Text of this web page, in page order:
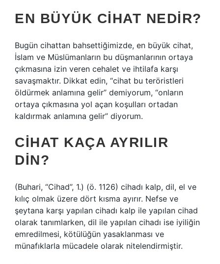
EN BÜYÜK CIHAT NEDIR?
Bugün cihattan bahsettiğimizde, en büyük cihat,
İslam ve Müslümanların bu düşmanlarının ortaya
çıkmasına izin veren cehalet ve ihtilafa karşı
savaşmaktır. Dikkat edin, “cihat bu teröristleri
öldürmek anlamına gelir” demiyorum, “onların
ortaya çıkmasına yol açan koşulları ortadan
kaldırmak anlamına gelir” diyorum.
CIHAT KAÇA AYRILIR
DIN?
(Buhari, “Cihad”, 1.) (ö. 1126) cihadı kalp, dil, el ve
kılıç olmak üzere dört kısma ayırır. Nefse ve
şeytana karşı yapılan cihadı kalp ile yapılan cihad
olarak tanımlarken, dil ile yapılan cihadı ise iyiliğin
emredilmesi, kötülüğün yasaklanması ve
münafıklarla mücadele olarak nitelendirmiştir.